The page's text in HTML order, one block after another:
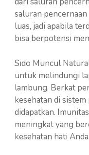
saluran
luas, jadi apabila
bisa berpotensi
Sido Muncul
untuk melindungi
lambung. Berkat
kesehatan di
didapatkan.
meningkat yang
kesehatan hati Anda.